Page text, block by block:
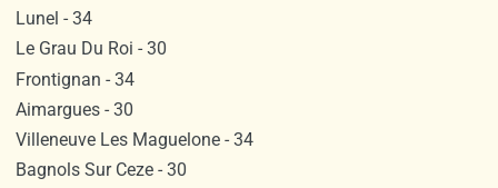
Lunel - 34
Le Grau Du Roi - 30
Frontignan - 34
Aimargues - 30
Villeneuve Les Maguelone - 34
Bagnols Sur Ceze - 30